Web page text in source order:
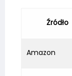
Źródło
Amazon